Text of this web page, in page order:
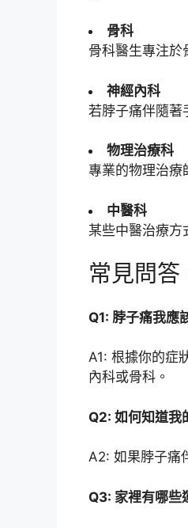
骨科
骨科醫生專注於
神經內科
若脖子痛伴隨著
物理治療科
專業的物理治療
中醫科
某些中醫治療方
常見問答
Q1: 脖子痛我應
A1: 根據你的症
內科或骨科。
Q2: 如何知道我
A2: 如果脖子痛
Q3: 家裡有哪些